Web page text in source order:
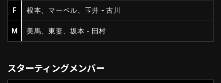
F 根本、マーベル、玉井 - 古川
M 美馬、東妻、坂本 - 田村
スターティングメンバー